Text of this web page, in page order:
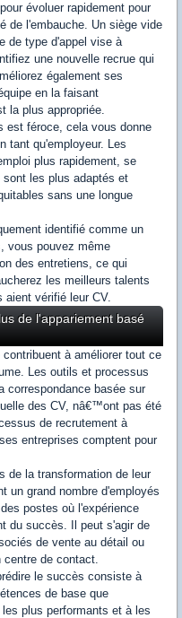
évoluer rapidement pour
de l'embauche. Un siège vide
de type d'appel vise à
une nouvelle recrue qui
également ses
en la faisant
la plus appropriée.
est féroce, cela vous donne
tant qu'employeur. Les
plus rapidement, se
les plus adaptés et
sans une longue
identifié comme un
vous pouvez même
des entretiens, ce qui
les meilleurs talents
aient vérifié leur CV.
de l'appariement basé
à améliorer tout ce
Les outils et processus
correspondance basée sur
des CV, nâ€™ont pas été
de recrutement à
entreprises comptent pour
de la transformation de leur
un grand nombre d'employés
postes où l'expérience
du succès. Il peut s'agir de
de vente au détail ou
centre de contact.
le succès consiste à
de base que
plus performants et à les